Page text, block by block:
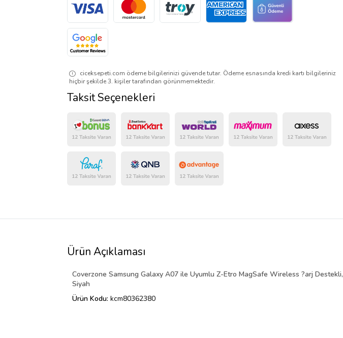
ciceksepeti.com ödeme bilgilerinizi güvende tutar. Ödeme esnasında kredi kartı bilgileriniz
hiçbir şekilde 3. kişiler tarafından görünmemektedir.
Taksit Seçenekleri
Ürün Açıklaması
Coverzone Samsung Galaxy A07 ile Uyumlu Z-Etro MagSafe Wireless ?arj
Siyah
Ürün Kodu: kcm80362380